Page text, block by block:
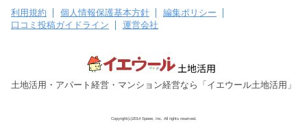
土地活用・アパート経営・マンション経営なら「イエウール土地活用」
利用規約 個人情報保護基本方針
編集ポリシー
口コミ投稿ガイドライン
運営会社
Copyright(c)2014 Speee, Inc. All rights reserved.